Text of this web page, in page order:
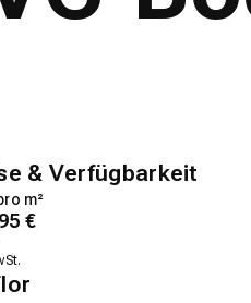
& Verfügbarkeit
m²
95 €